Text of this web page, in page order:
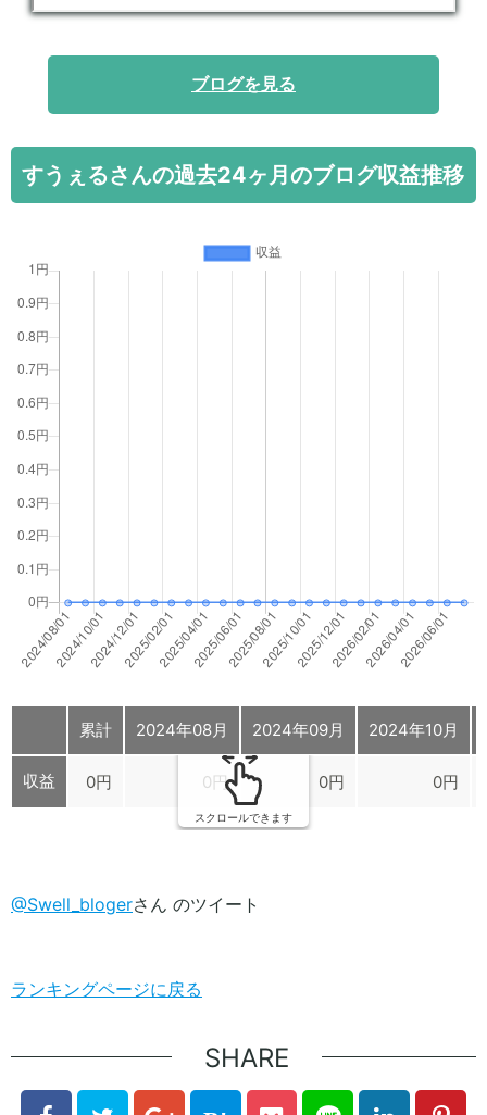
ブログを見る
すうぇるさんの過去24ヶ月のブログ収益推移
累計 2024年08月 2024年09月 2024年10月
収益 0円 0円 0円 0円
スクロールできます
@Swell_blogerさん のツイート
ランキングページに戻る
SHARE